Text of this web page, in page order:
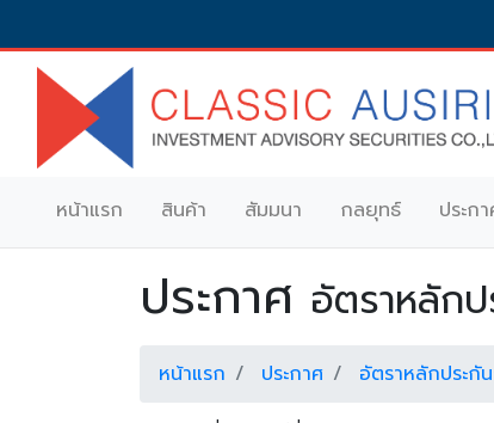
หน้าแรก สินค้า สัมมนา กลยุทธ์ ประก
ประกาศ อัตราหลัก
หน้าแรก ประกาศ อัตราหลักประ